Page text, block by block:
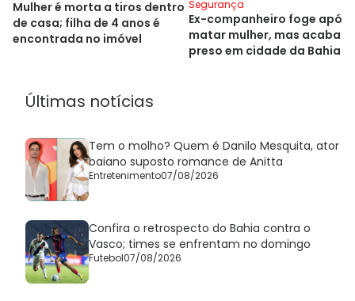
Mulher é morta a tiros dentro
de casa; filha de 4 anos é
encontrada no imóvel
Segurança
Ex-companheiro foge após
matar mulher, mas acaba
preso em cidade da Bahia
Últimas notícias
Tem o molho? Quem é Danilo Mesquita, ator
baiano suposto romance de Anitta
Entretenimento07/08/2026
Confira o retrospecto do Bahia contra o
Vasco; times se enfrentam no domingo
Futebol07/08/2026